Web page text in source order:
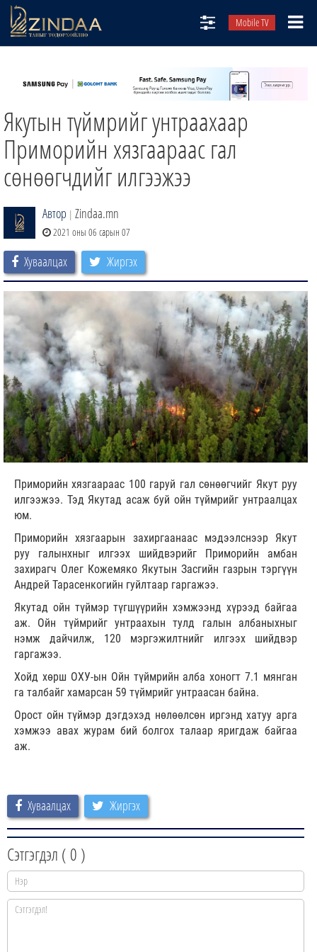
Mobile TV
ТВ8
ӨГЛӨӨНИЙ СОНИН
АУДИО ЗОХИОЛ
ЗИНДАА СЭТГҮҮЛ
Якутын түймрийг унтраахаар
Приморийн хязгаараас гал
сөнөөгчдийг илгээжээ
Автор | Zindaa.mn
2021 оны 06 сарын 07
Хуваалцах Жиргэх
Приморийн хязгаараас 100 гаруй гал сөнөөгчийг Якут руу
илгээжээ. Тэд Якутад асаж буй ойн түймрийг унтраалцах
юм.
Приморийн хязгаарын захиргаанаас мэдээлснээр Якут
руу галынхныг илгээх шийдвэрийг Приморийн амбан
захирагч Олег Кожемяко Якутын Засгийн газрын тэргүүн
Андрей Тарасенкогийн гуйлтаар гаргажээ.
Якутад ойн түймэр түгшүүрийн хэмжээнд хүрээд байгаа
аж. Ойн түймрийг унтраахын тулд галын албаныхныг
нэмж дайчилж, 120 мэргэжилтнийг илгээх шийдвэр
гаргажээ.
Хойд хөрш ОХУ-ын Ойн түймрийн алба хоногт 7.1 мянган
га талбайг хамарсан 59 түймрийг унтраасан байна.
Орост ойн түймэр дэгдэхэд нөлөөлсөн иргэнд хатуу арга
хэмжээ авах журам бий болгох талаар яригдаж байгаа
аж.
Хуваалцах Жиргэх
Сэтгэгдэл ( 0 )